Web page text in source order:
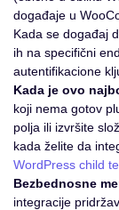
događaje u
Kada se događaj
ih na specifični
autentifikacione
Kada je ovo
koji nema gotov
polja ili izvršite
kada želite da
WordPress child
Bezbednosne
integracije